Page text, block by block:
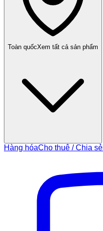
Toàn quốcXem tất cả sản phẩm
Hàng hóaCho thuê / Chia sẻ